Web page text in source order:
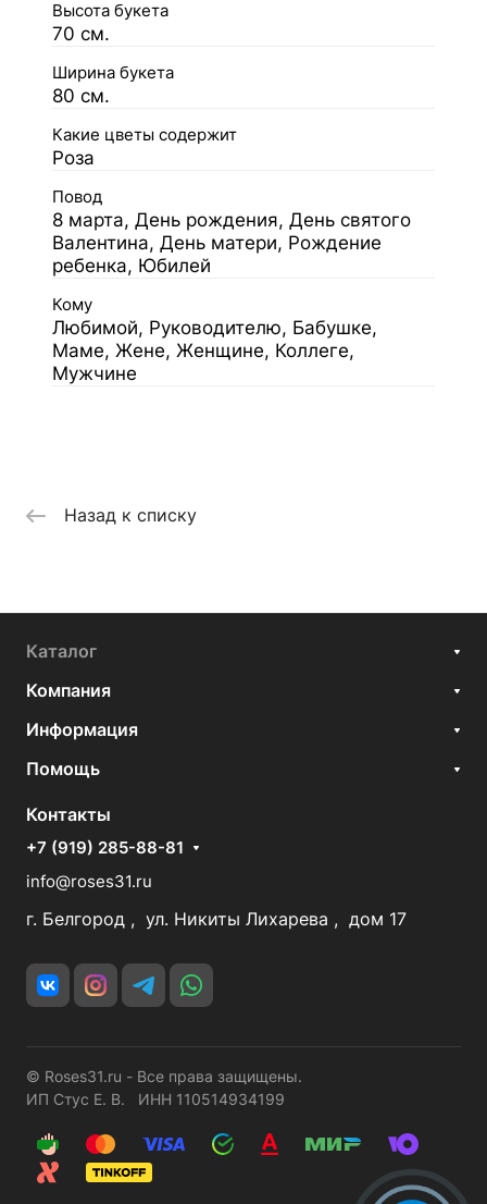
Высота букета
70 см.
Ширина букета
80 см.
Какие цветы содержит
Роза
Повод
8 марта, День рождения, День святого
Валентина, День матери, Рождение
ребенка, Юбилей
Кому
Любимой, Руководителю, Бабушке,
Маме, Жене, Женщине, Коллеге,
Мужчине
Назад к списку
Каталог
Компания
Информация
Помощь
Контакты
+7 (919) 285-88-81
info@roses31.ru
г. Белгород , ул. Никиты Лихарева , дом 17
© Roses31.ru - Все права защищены.
ИП Стус Е. В. ИНН 110514934199